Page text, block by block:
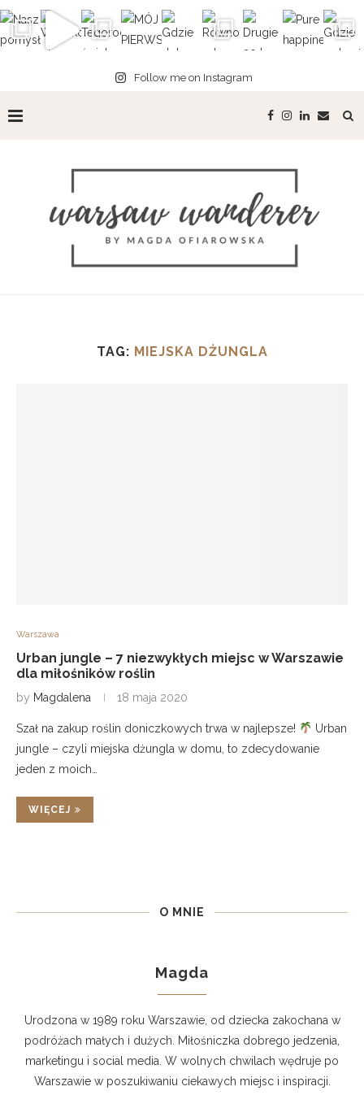
Follow me on Instagram
TAG: MIEJSKA DŻUNGLA
Warszawa
Urban jungle – 7 niezwykłych miejsc w Warszawie
dla miłośników roślin
by Magdalena 18 maja 2020
Szał na zakup roślin doniczkowych trwa w najlepsze!
Urban
jungle – czyli miejska dżungla w domu, to zdecydowanie
jeden z moich…
WIĘCEJ
O MNIE
Magda
Urodzona w 1989 roku Warszawie, od dziecka zakochana w
podróżach małych i dużych. Miłośniczka dobrego jedzenia,
marketingu i social media. W wolnych chwilach wędruje po
Warszawie w poszukiwaniu ciekawych miejsc i inspiracji.